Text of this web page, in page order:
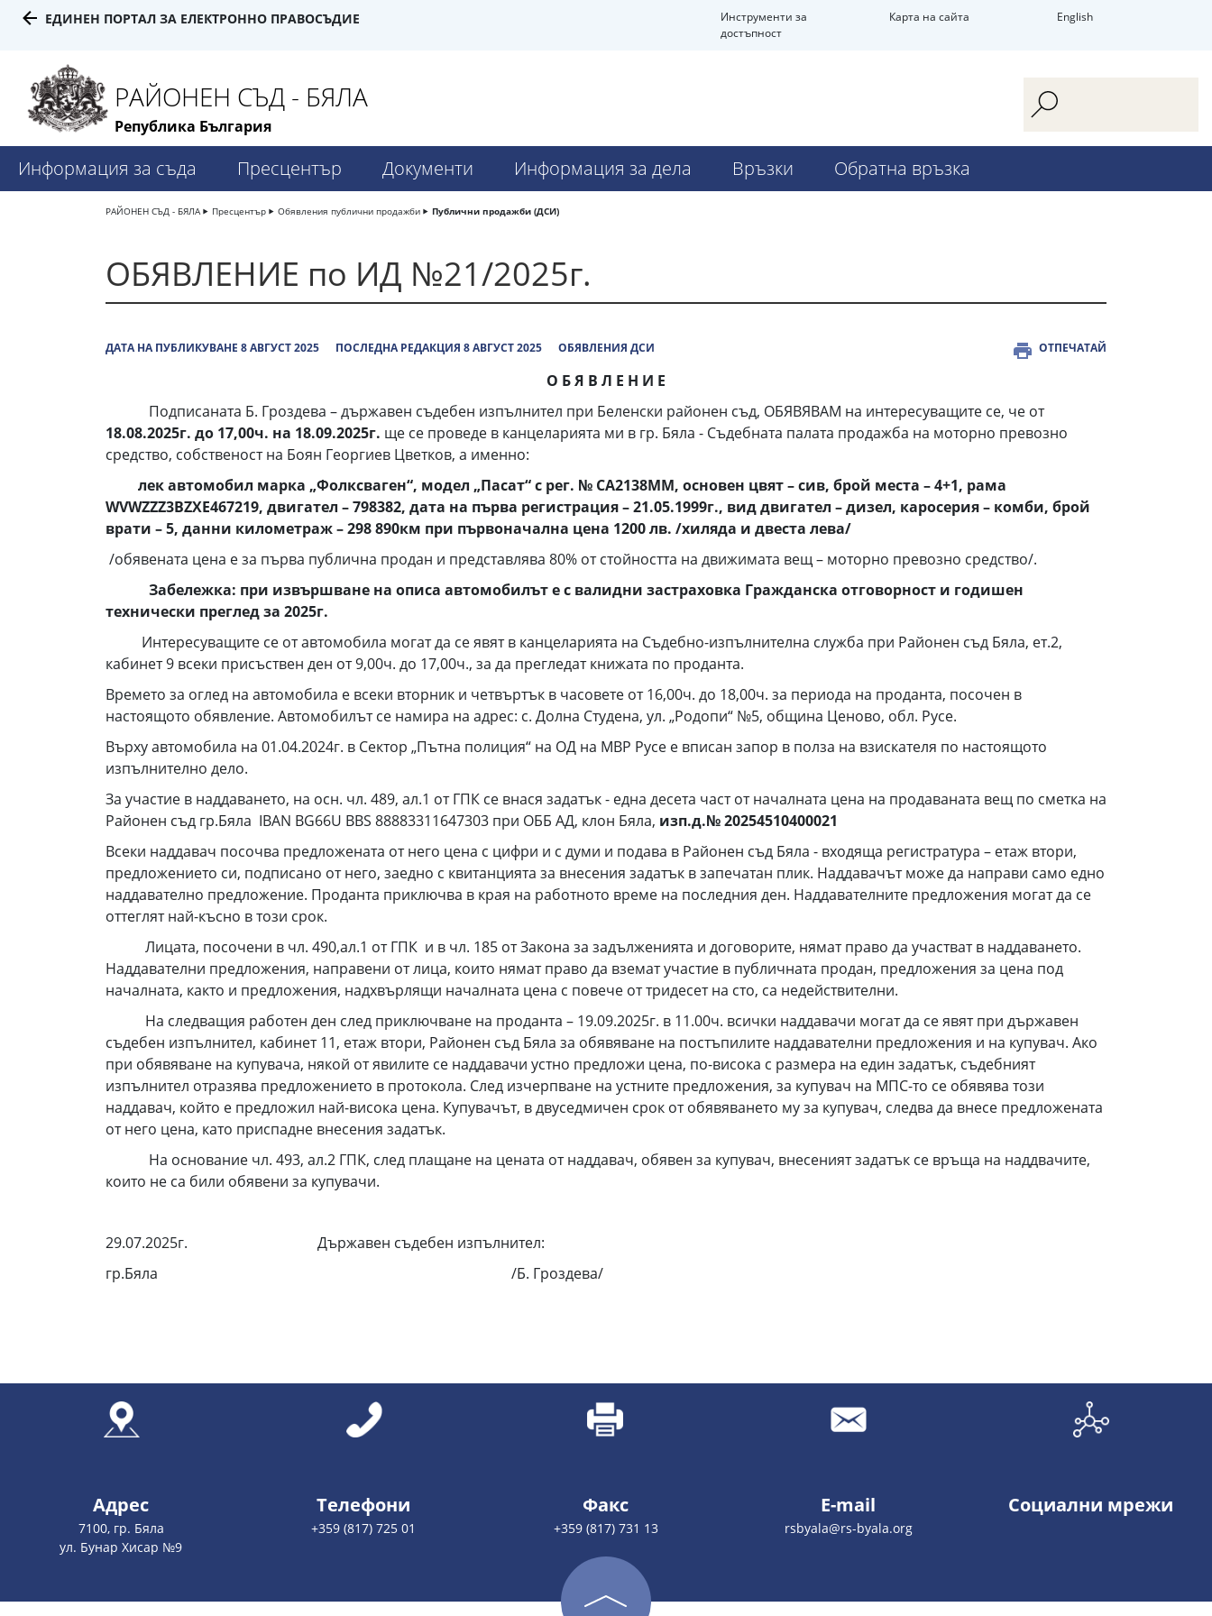
ЕДИНЕН ПОРТАЛ ЗА ЕЛЕКТРОННО ПРАВОСЪДИЕ
Инструменти за
достъпност
Карта на сайта English
РАЙОНЕН СЪД - БЯЛА
Република България
Информация за съда Пресцентър Документи Информация за дела Връзки Обратна връзка
РАЙОНЕН СЪД - БЯЛА Пресцентър Обявления публични продажби Публични продажби (ДСИ)
ОБЯВЛЕНИЕ по ИД №21/2025г.
ДАТА НА ПУБЛИКУВАНЕ 8 АВГУСТ 2025 ПОСЛЕДНА РЕДАКЦИЯ 8 АВГУСТ 2025 ОБЯВЛЕНИЯ ДСИ ОТПЕЧАТАЙ
О Б Я В Л Е Н И Е
Подписаната Б. Гроздева – държавен съдебен изпълнител при Беленски районен съд, ОБЯВЯВАМ на интересуващите се, че от
18.08.2025г. до 17,00ч. на 18.09.2025г. ще се проведе в канцеларията ми в гр. Бяла - Съдебната палата продажба на моторно превозно
средство, собственост на Боян Георгиев Цветков, а именно:
лек автомобил марка „Фолксваген“, модел „Пасат“ с рег. № СА2138ММ, основен цвят – сив, брой места – 4+1, рама
WVWZZZ3ВZХE467219, двигател – 798382, дата на първа регистрация – 21.05.1999г., вид двигател – дизел, каросерия – комби, брой
врати – 5, данни километраж – 298 890км при първоначална цена 1200 лв. /хиляда и двеста лева/
/обявената цена е за първа публична продан и представлява 80% от стойността на движимата вещ – моторно превозно средство/.
Забележка: при извършване на описа автомобилът е с валидни застраховка Гражданска отговорност и годишен
технически преглед за 2025г.
Интересуващите се от автомобила могат да се явят в канцеларията на Съдебно-изпълнителна служба при Районен съд Бяла, ет.2,
кабинет 9 всеки присъствен ден от 9,00ч. до 17,00ч., за да прегледат книжата по проданта.
Времето за оглед на автомобила е всеки вторник и четвъртък в часовете от 16,00ч. до 18,00ч. за периода на проданта, посочен в
настоящото обявление. Автомобилът се намира на адрес: с. Долна Студена, ул. „Родопи“ №5, община Ценово, обл. Русе.
Върху автомобила на 01.04.2024г. в Сектор „Пътна полиция“ на ОД на МВР Русе е вписан запор в полза на взискателя по настоящото
изпълнително дело.
За участие в наддаването, на осн. чл. 489, ал.1 от ГПК се внася задатък - една десета част от началната цена на продаваната вещ по сметка на
Районен съд гр.Бяла IBAN BG66U BBS 88883311647303 при ОББ АД, клон Бяла, изп.д.№ 20254510400021
Всеки наддавач посочва предложената от него цена с цифри и с думи и подава в Районен съд Бяла - входяща регистратура – етаж втори,
предложението си, подписано от него, заедно с квитанцията за внесения задатък в запечатан плик. Наддавачът може да направи само едно
наддавателно предложение. Проданта приключва в края на работното време на последния ден. Наддавателните предложения могат да се
оттеглят най-късно в този срок.
Лицата, посочени в чл. 490,ал.1 от ГПК и в чл. 185 от Закона за задълженията и договорите, нямат право да участват в наддаването.
Наддавателни предложения, направени от лица, които нямат право да вземат участие в публичната продан, предложения за цена под
началната, както и предложения, надхвърлящи началната цена с повече от тридесет на сто, са недействителни.
На следващия работен ден след приключване на проданта – 19.09.2025г. в 11.00ч. всички наддавачи могат да се явят при държавен
съдебен изпълнител, кабинет 11, етаж втори, Районен съд Бяла за обявяване на постъпилите наддавателни предложения и на купувач. Ако
при обявяване на купувача, някой от явилите се наддавачи устно предложи цена, по-висока с размера на един задатък, съдебният
изпълнител отразява предложението в протокола. След изчерпване на устните предложения, за купувач на МПС-то се обявява този
наддавач, който е предложил най-висока цена. Купувачът, в двуседмичен срок от обявяването му за купувач, следва да внесе предложената
от него цена, като приспадне внесения задатък.
На основание чл. 493, ал.2 ГПК, след плащане на цената от наддавач, обявен за купувач, внесеният задатък се връща на наддвачите,
които не са били обявени за купувачи.
29.07.2025г. Държавен съдебен изпълнител:
гр.Бяла /Б. Гроздева/
Адрес
7100, гр. Бяла
ул. Бунар Хисар №9
Телефони
+359 (817) 725 01
Факс
+359 (817) 731 13
E-mail
rsbyala@rs-byala.org
Социални мрежи